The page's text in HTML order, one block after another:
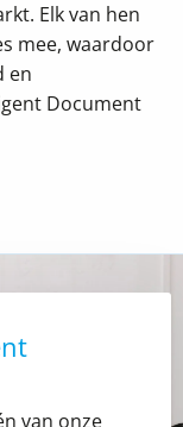
Elk van hen
mee, waardoor
en
Document
van onze